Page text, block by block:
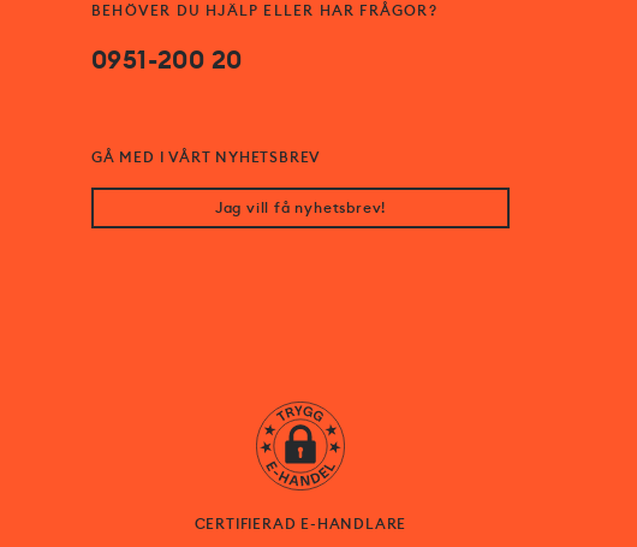
BEHÖVER DU HJÄLP ELLER HAR FRÅGOR?
0951-200 20
GÅ MED I VÅRT NYHETSBREV
Jag vill få nyhetsbrev!
CERTIFIERAD E-HANDLARE